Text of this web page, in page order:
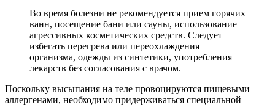
Во время болезни не рекомендуется прием горячих
ванн, посещение бани или сауны, использование
агрессивных косметических средств. Следует
избегать перегрева или переохлаждения
организма, одежды из синтетики, употребления
лекарств без согласования с врачом.
Поскольку высыпания на теле провоцируются пищевыми
аллергенами, необходимо придерживаться специальной